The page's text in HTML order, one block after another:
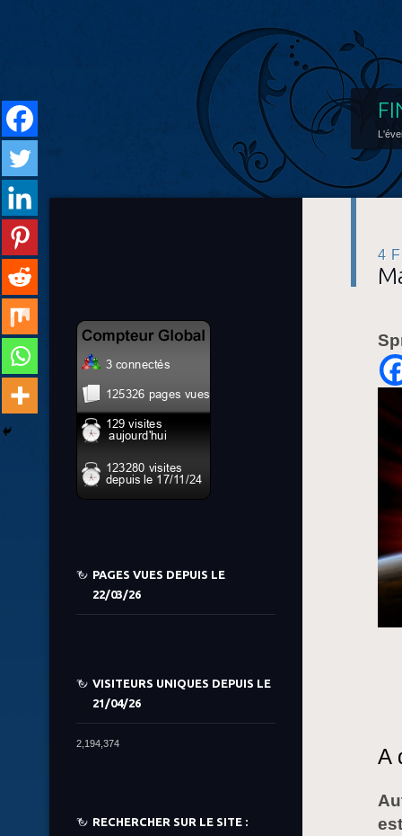
4
A
PAGES VUES DEPUIS LE
22/03/26
VISITEURS UNIQUES DEPUIS LE
21/04/26
2,194,374
RECHERCHER SUR LE SITE :